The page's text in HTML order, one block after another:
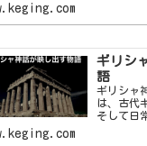
要な役…
ギリシ
語
ギリシャ
は、古代
そして日